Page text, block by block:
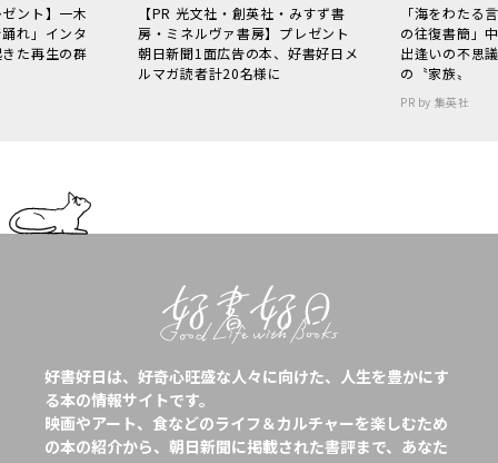
ント】一木
れ」インタ
た再生の群
【PR 光文社・創英社・みすず書
房・ミネルヴァ書房】プレゼント
朝日新聞1面広告の本、好書好日メ
ルマガ読者計20名様に
「海をわた
の往復書簡」
出逢いの不思
の〝家族〟
PR by 集英社
好書好日は、好奇心旺盛な人々に向けた、人生を豊かにす
る本の情報サイトです。
映画やアート、食などのライフ＆カルチャーを楽しむため
の本の紹介から、朝日新聞に掲載された書評まで、あなた